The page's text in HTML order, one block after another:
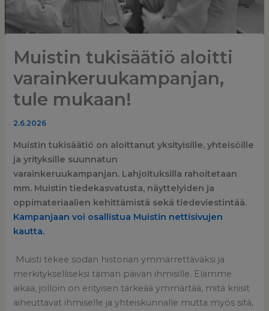
Muistin tukisäätiö aloitti
varainkeruukampanjan,
tule mukaan!
2.6.2026
Muistin tukisäätiö on aloittanut yksityisille, yhteisöille
ja yrityksille suunnatun
varainkeruukampanjan. Lahjoituksilla rahoitetaan
mm. Muistin tiedekasvatusta, näyttelyiden ja
oppimateriaalien kehittämistä sekä tiedeviestintää.
Kampanjaan voi osallistua Muistin nettisivujen
kautta.
Muisti tekee sodan historian ymmärrettäväksi ja
merkitykselliseksi tämän päivän ihmisille. Elämme
aikaa, jolloin on erityisen tärkeää ymmärtää, mitä kriisit
aiheuttavat ihmiselle ja yhteiskunnalle mutta myös sitä,